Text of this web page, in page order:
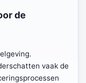
de
vaak de